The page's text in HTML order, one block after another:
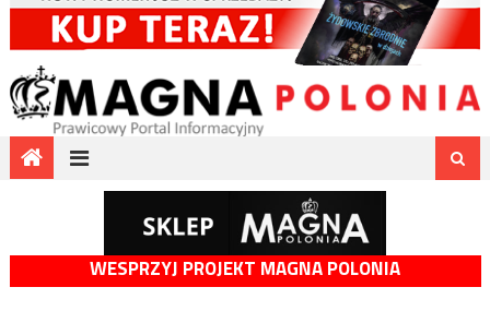
WESPRZYJ PROJEKT MAGNA POLONIA